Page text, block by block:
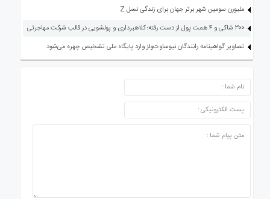
ملبورن سومین شهر برتر جهان برای زندگی نسل Z
۳۰۰ شاکی و ۴ همت پول از دست رفته؛ کلاهبرداری و پولشویی در قالب شرکت مهاجرتی
تصاویر گواهینامه رانندگان نیوساوت‌ولز وارد پایگاه ملی تشخیص چهره می‌شود
ارسال دیدگاه